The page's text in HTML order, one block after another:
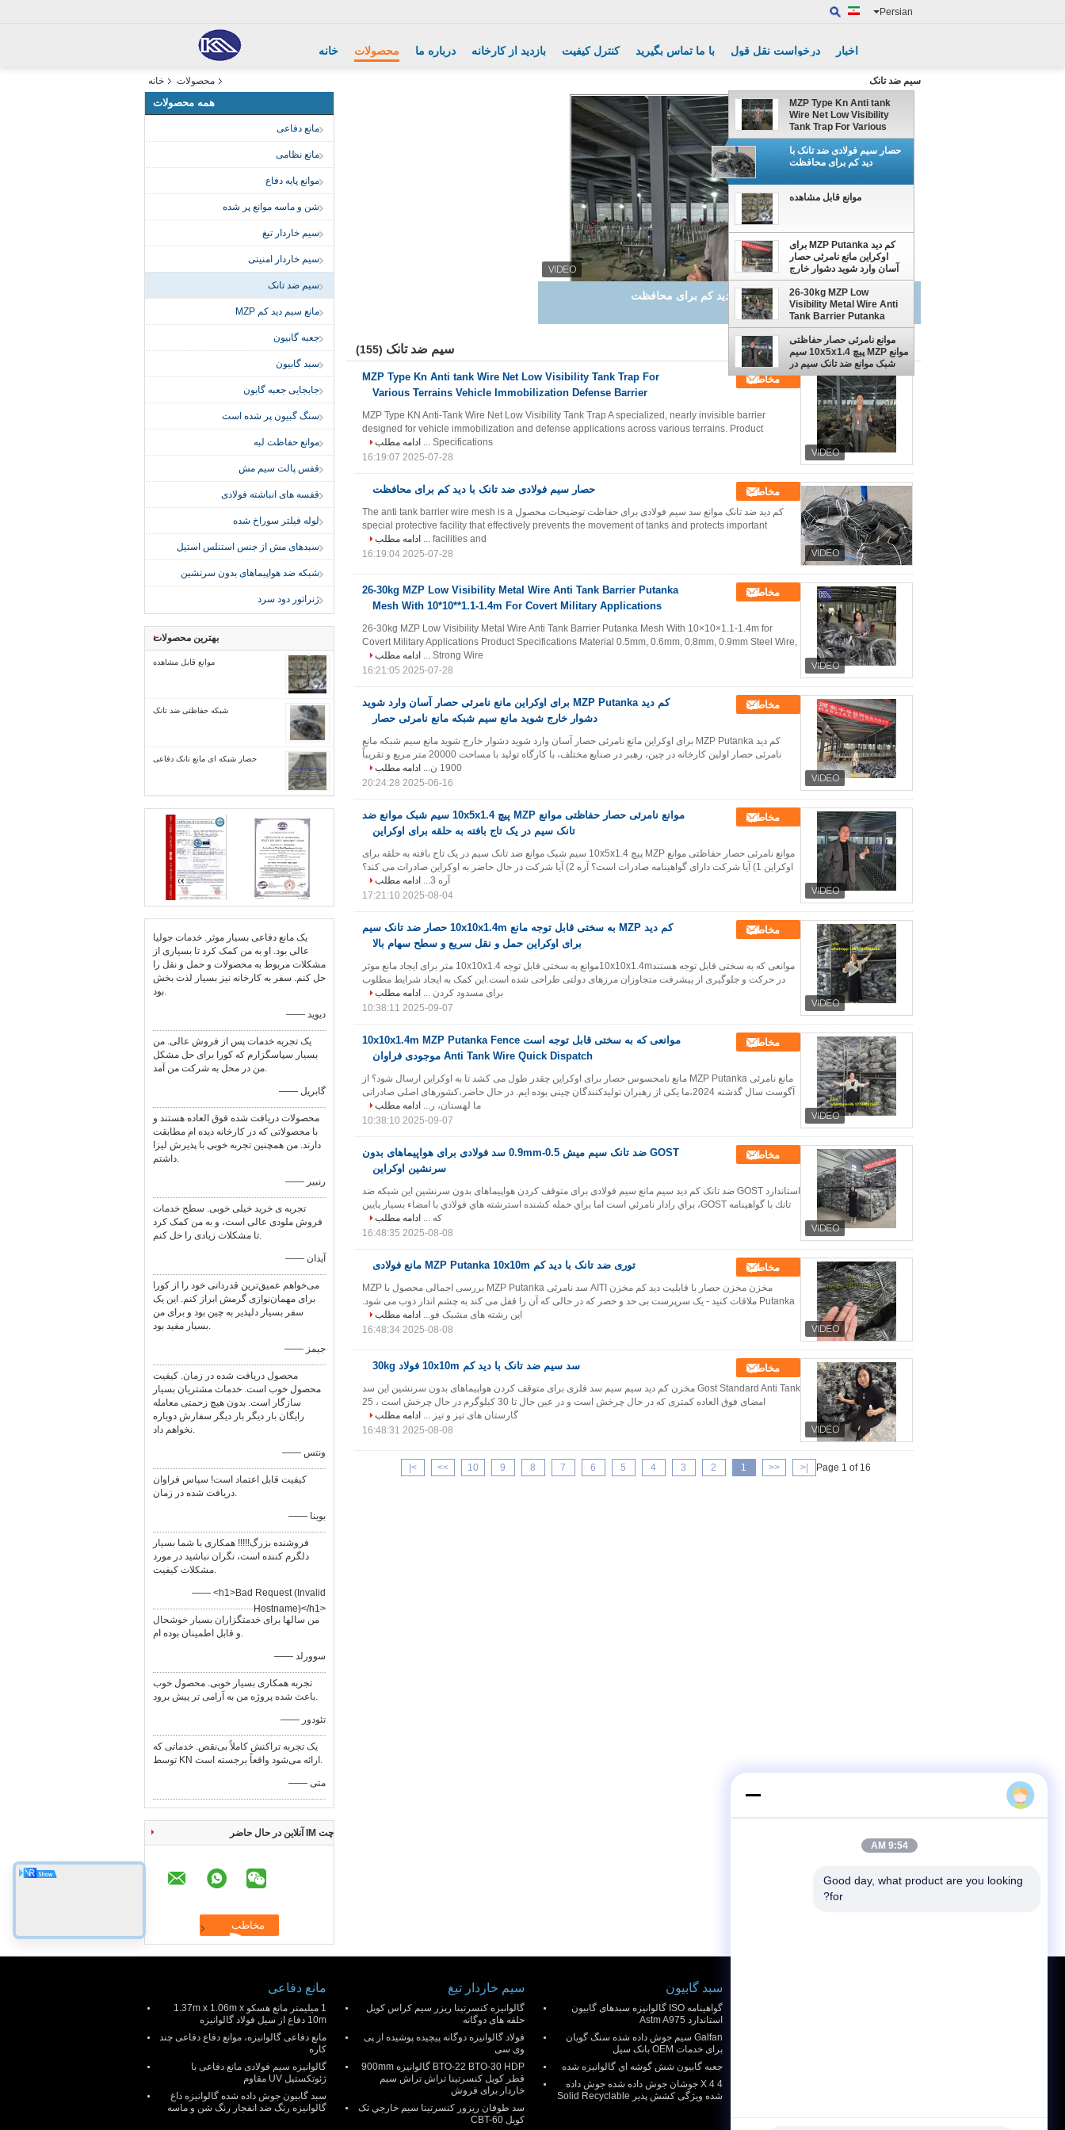
Persian
خانه محصولات درباره ما بازدید از کارخانه کنترل کیفیت با ما تماس بگیرید درخواست نقل قول اخبار
خانه محصولات سیم ضد تانک
همه محصولات
مانع دفاعی
مانع نظامی
موانع پایه دفاع
شن و ماسه موانع پر شده
سیم خاردار تیغ
سیم خاردار امنیتی
سیم ضد تانک
مانع سیم دید کم MZP
جعبه گابیون
سبد گابیون
جابجایی جعبه گابون
سنگ گبیون پر شده است
موانع حفاظت لبه
قفس پالت سیم مش
قفسه های انباشته فولادی
لوله فیلتر سوراخ شده
سبدهای مش از جنس استنلس استیل
شبکه ضد هواپیماهای بدون سرنشین
ژنراتور دود سرد
بهترین محصولات
موانع قابل مشاهده
شبکه حفاظتی ضد تانک
حصار شبکه ای مانع تانک دفاعی
یک مانع دفاعی بسیار موثر. خدمات جولیا
عالی بود. او به من کمک کرد تا بسیاری از
مشکلات مربوط به محصولات و حمل و نقل را
حل کنم. سفر به کارخانه نیز بسیار لذت بخش
بود.
—— دیوید
یک تجربه خدمات پس از فروش عالی. من
بسیار سپاسگزارم که کورا برای حل مشکل
من در محل به شرکت من آمد.
—— گابریل
محصولات دریافت شده فوق العاده هستند و
با محصولاتی که در کارخانه دیده ام مطابقت
دارند. من همچنین تجربه خوبی با پذیرش لیزا
داشتم.
—— رنبير
تجربه ی خرید خیلی خوبی. سطح خدمات
فروش ملودی عالی است، و به من کمک کرد
تا مشکلات زیادی را حل کنم.
—— آيدان
می‌خواهم عمیق‌ترین قدردانی خود را از کورا
برای مهمان‌نوازی گرمش ابراز کنم. این یک
سفر بسیار دلپذیر به چین بود و برای من
بسیار مفید بود.
—— جیمز
محصول دریافت شده در زمان. کیفیت
محصول خوب است. خدمات مشتریان بسیار
سازگار است. بدون هیچ زحمتی معامله
رایگان بار دیگر بار دیگر سفارش دوباره
نخواهم داد.
—— ونتس
کیفیت قابل اعتماد است! سپاس فراوان
دریافت شده در زمان.
—— بوینا
فروشنده بزرگ!!!!! همکاری با شما بسیار
دلگرم کننده است، نگران نباشید در مورد
مشکلات کیفیت.
—— <h1>Bad Request (Invalid
Hostname)</h1>
من سالها برای خدمتگزاران بسیار خوشحال
و قابل اطمینان بوده ام.
—— سوورلد
تجربه همکاری بسیار خوبی. محصول خوب
باعث شده پروژه من به آرامی تر پیش برود.
—— تئودور
یک تجربه تراکنش کاملاً بی‌نقص. خدماتی که
توسط KN ارائه می‌شود واقعاً برجسته است.
—— متی
چت IM آنلاین در حال حاضر
حصار سیم فولادی ضد تانک با دید کم برای محافظت
MZP Type Kn Anti tank
Wire Net Low Visibility
Tank Trap For Various
Terrains Vehicle
Immobilization Defense
Barrier
حصار سیم فولادی ضد تانک با
دید کم برای محافظت
موانع قابل مشاهده
کم دید MZP Putanka برای
اوکراین مانع نامرئی حصار
آسان وارد شوید دشوار خارج
شوید مانع سیم شبکه مانع
نامرئی حصار
26-30kg MZP Low
Visibility Metal Wire Anti
Tank Barrier Putanka
Mesh With 10*10**1.1-
1.4m For Covert Military
Applications
موانع نامرئی حصار حفاظتی
موانع MZP پیچ 10x5x1.4 سیم
شبک موانع ضد تانک سیم در
یک تاج بافته به حلقه برای
اوکراین
سیم ضد تانک (155)
MZP Type Kn Anti tank Wire Net Low Visibility Tank Trap For
Various Terrains Vehicle Immobilization Defense Barrier
مخاطب
MZP Type KN Anti-Tank Wire Net Low Visibility Tank Trap A specialized, nearly invisible barrier
designed for vehicle immobilization and defense applications across various terrains. Product
Specifications ...
ادامه مطلب
2025-07-28 16:19:07
حصار سیم فولادی ضد تانک با دید کم برای محافظت مخاطب
کم دید ضد تانک موانع سد سیم فولادی برای حفاظت توضیحات محصول The anti tank barrier wire mesh is a
special protective facility that effectively prevents the movement of tanks and protects important
facilities and ...
ادامه مطلب
2025-07-28 16:19:04
26-30kg MZP Low Visibility Metal Wire Anti Tank Barrier Putanka
Mesh With 10*10**1.1-1.4m For Covert Military Applications
مخاطب
26-30kg MZP Low Visibility Metal Wire Anti Tank Barrier Putanka Mesh With 10×10×1.1-1.4m for
Covert Military Applications Product Specifications Material 0.5mm, 0.6mm, 0.8mm, 0.9mm Steel Wire,
Strong Wire ...
ادامه مطلب
2025-07-28 16:21:05
کم دید MZP Putanka برای اوکراین مانع نامرئی حصار آسان وارد شوید
دشوار خارج شوید مانع سیم شبکه مانع نامرئی حصار
مخاطب
کم دید MZP Putanka برای اوکراین مانع نامرئی حصار آسان وارد شوید دشوار خارج شوید مانع سیم شبکه مانع
نامرئی حصار اولین کارخانه در چین، رهبر در صنایع مختلف، با کارگاه تولید با مساحت 20000 متر مربع و تقريباً
1900 ن...
ادامه مطلب
2025-06-16 20:24:28
موانع نامرئی حصار حفاظتی موانع MZP پیچ 10x5x1.4 سیم شبک موانع ضد
تانک سیم در یک تاج بافته به حلقه برای اوکراین
مخاطب
موانع نامرئی حصار حفاظتی موانع MZP پیچ 10x5x1.4 سیم شبک موانع ضد تانک سیم در یک تاج بافته به حلقه برای
اوکراین 1) آیا شرکت دارای گواهینامه صادرات است؟ آره 2) آیا شرکت در حال حاضر به اوکراین صادرات می کند؟
آره 3...
ادامه مطلب
2025-08-04 17:21:10
کم دید MZP به سختی قابل توجه مانع 10x10x1.4m حصار ضد تانک سیم
برای اوکراین حمل و نقل سریع و سطح سهام بالا
مخاطب
موانعی که به سختی قابل توجه هستند10x10x1.4mموانع به سختی قابل توجه 10x10x1.4 متر برای ایجاد مانع موثر
در حرکت و جلوگیری از پیشرفت متجاوزان مرزهای دولتی طراحی شده است.این کمک به ایجاد شرایط مطلوب
برای مسدود کردن ... ادامه مطلب
2025-09-07 10:38:11
موانعی که به سختی قابل توجه است 10x10x1.4m MZP Putanka Fence
Anti Tank Wire Quick Dispatch موجودی فراوان
مخاطب
مانع نامرئی MZP Putanka مانع نامحسوس حصار برای اوکراین چقدر طول می کشد تا به اوکراین ارسال شود؟ از
آگوست سال گذشته 2024،ما یکی از رهبران تولیدکنندگان چینی بوده ایم. در حال حاضر،کشورهای اصلی صادراتی
ما لهستان، ر... ادامه مطلب
2025-09-07 10:38:10
GOST ضد تانک سیم میش 0.5-0.9mm سد فولادی برای هواپیماهای بدون
سرنشین اوکراین
مخاطب
استاندارد GOST ضد تانک کم دید سیم مانع سیم فولادی برای متوقف کردن هواپیماهای بدون سرنشین اين شبكه ضد
تانك با گواهينامه GOST، براي رادار نامرئي است اما براي حمله کشنده استرشته هاي فولادي با امضاء بسيار پايين
که ... ادامه مطلب
2025-08-08 16:48:35
توری ضد تانک با دید کم MZP Putanka 10x10m مانع فولادی مخاطب
مخزن مخزن حصار با قابلیت دید کم مخزن AITI سد نامرئی MZP Putanka بررسی اجمالی محصول با MZP
Putanka ملاقات کنید - یک سرپرست بی حد و حصر که در حالی که آن را قفل می کند به چشم انداز ذوب می شود.
این رشته های مشبک فو... ادامه مطلب
2025-08-08 16:48:34
سد سیم ضد تانک با دید کم 10x10m فولاد 30kg مخاطب
Gost Standard Anti Tank مخزن کم دید سیم سیم سد فلزی برای متوقف کردن هواپیماهای بدون سرنشین این سد
امضای فوق العاده کمتری که در حال چرخش است و در عین حال تا 30 کیلوگرم در حال چرخش است ، 25
گارستان های تیز و تیز ... ادامه مطلب
2025-08-08 16:48:31
Page 1 of 16
|<
<<
1
2
3
4
5
6
7
8
9
10
>>
>|
مانع دفاعی
1 میلیمتر مانع هسکو 1.37m x 1.06m x
10m دفاع از سیل فولاد گالوانیزه
مانع دفاعی گالوانیزه، موانع دفاع دفاعی چند
کاره
گالوانیزه سیم فولادی مانع دفاعی با
ژئوتکستیل UV مقاوم
سبد گابیون جوش داده شده گالوانیزه داغ
گالوانیزه رنگ ضد انفجار رنگ شن و ماسه
سیم خاردار تیغ
گالوانیزه کنسرتینا ريزر سیم کراس کویل
حلقه های دوگانه
فولاد گالوانیزه دوگانه پیچیده پوشیده از پی
وی سی
BTO-22 BTO-30 HDP گالوانیزه 900mm
قطر کویل کنسرتینا تراش تراش سیم
خاردار برای فروش
سد طوفان ريزور کنسرتينا سيم خارجي تک
کويل CBT-60
سبد گابیون
گواهینامه ISO گالوانیزه سبدهای گابیون
استاندارد Astm A975
Galfan سیم جوش داده شده سنگ گویان
برای خدمات OEM بانک سیل
جعبه گابيون شش گوشه اي گالوانيزه شده
4 X 4 جوشان جوش داده شده جوش داده
شده ویژگی کشش پذیر Solid Recyclable
9:54 AM
Good day, what product are you looking
for?